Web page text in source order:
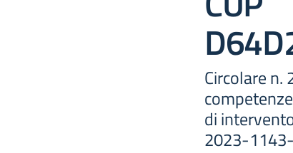
Circolare
di
2023-